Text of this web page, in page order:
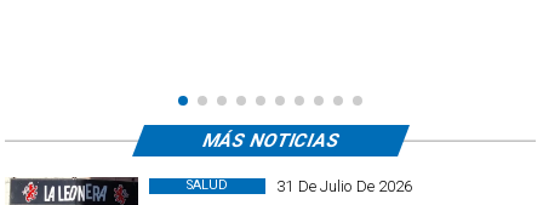
31 De Julio De 2026
SALUD
MÁS NOTICIAS